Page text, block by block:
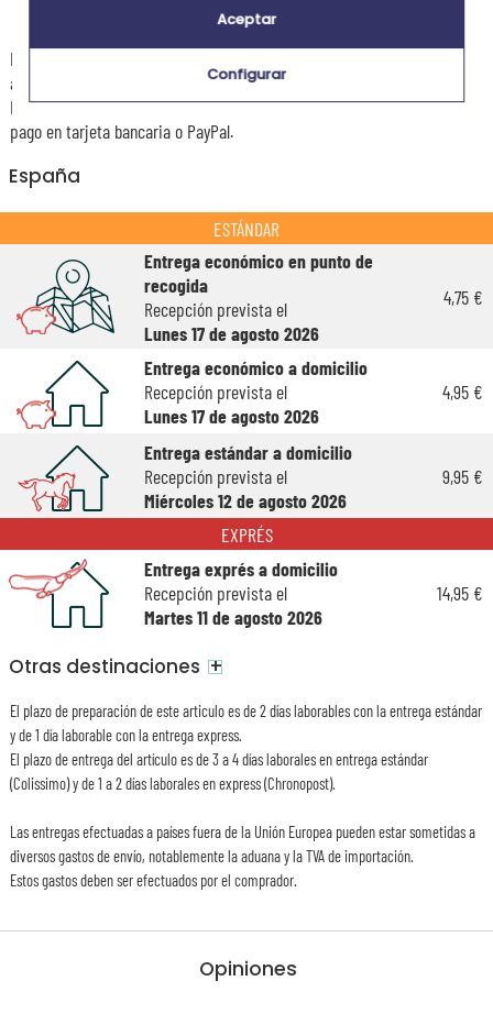
Opiniones
Tiempos de entrega y gastos de envío
La estimación de la fecha de recepción y de los gastos de envío de este
articulo están indicados a continuación.
Las fechas estimadas a continuación se aplican para un pedido con
pago en tarjeta bancaria o PayPal.
España
ESTÁNDAR
Entrega económico en punto de
recogida
Recepción prevista el
Lunes 17 de agosto 2026
4,75 €
Entrega económico a domicilio
Recepción prevista el
Lunes 17 de agosto 2026
4,95 €
Entrega estándar a domicilio
Recepción prevista el
Miércoles 12 de agosto 2026
9,95 €
EXPRÉS
Entrega exprés a domicilio
Recepción prevista el
Martes 11 de agosto 2026
14,95 €
Otras destinaciones +
El plazo de preparación de este articulo es de 2 días laborables con la entrega estándar
y de 1 día laborable con la entrega express.
El plazo de entrega del artículo es de 3 a 4 días laborales en entrega estándar
(Colissimo) y de 1 a 2 días laborales en express (Chronopost).
Las entregas efectuadas a países fuera de la Unión Europea pueden estar sometidas a
diversos gastos de envío, notablemente la aduana y la TVA de importación.
Estos gastos deben ser efectuados por el comprador.
Aceptar
Configurar